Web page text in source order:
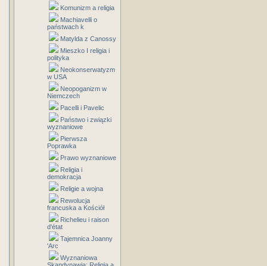
Komunizm a religia
Machiavelli o
państwach k
Matylda z Canossy
Mieszko I religia i
polityka
Neokonserwatyzm
w USA
Neopoganizm w
Niemczech
Pacelli i Pavelic
Państwo i związki
wyznaniowe
Pierwsza
Poprawka
Prawo wyznaniowe
Religia i
demokracja
Religie a wojna
Rewolucja
francuska a Kościół
Richelieu i raison
d'état
Tajemnica Joanny
'Arc
Wyznaniowa